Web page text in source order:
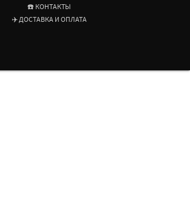
☎️ КОНТАКТЫ
✈️ ДОСТАВКА И ОПЛАТА